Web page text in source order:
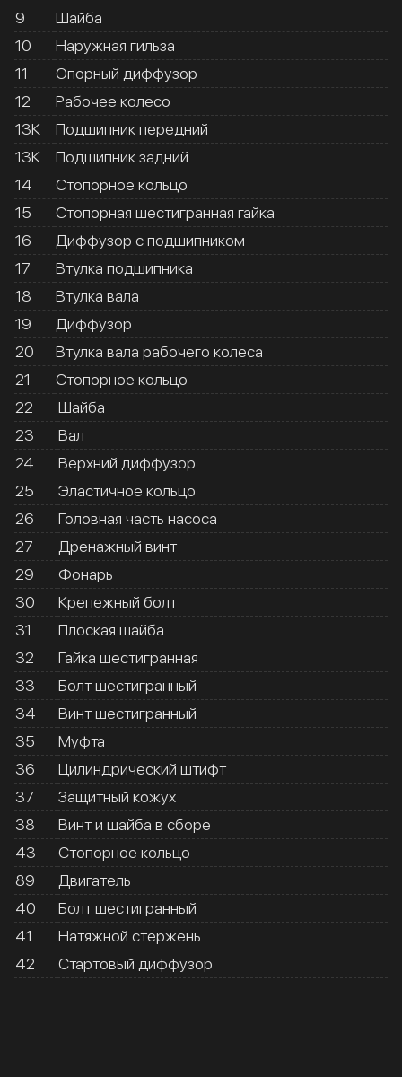
9
Шайба
10
Наружная гильза
11
Опорный диффузор
12
Рабочее колесо
13К
Подшипник передний
13К
Подшипник задний
14
Стопорное кольцо
15
Стопорная шестигранная гайка
16
Диффузор с подшипником
17
Втулка подшипника
18
Втулка вала
19
Диффузор
20
Втулка вала рабочего колеса
21
Стопорное кольцо
22
Шайба
23
Вал
24
Верхний диффузор
25
Эластичное кольцо
26
Головная часть насоса
27
Дренажный винт
29
Фонарь
30
Крепежный болт
31
Плоская шайба
32
Гайка шестигранная
33
Болт шестигранный
34
Винт шестигранный
35
Муфта
36
Цилиндрический штифт
37
Защитный кожух
38
Винт и шайба в сборе
43
Стопорное кольцо
89
Двигатель
40
Болт шестигранный
41
Натяжной стержень
42
Стартовый диффузор